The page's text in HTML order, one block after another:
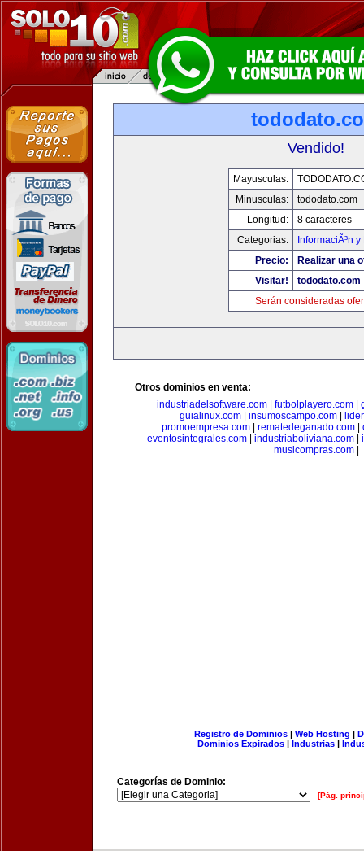
Vendido!
Mayusculas:
Minusculas:
tododato.com
Longitud:
8 caracteres
Categorias:
InformaciÃ³n
Precio:
Realizar una
Visitar!
tododato.com
Serán consideradas
Otros dominios en venta:
industriadelsoftware.com| futbolplayero.com|
guialinux.com
insumoscampo.com
promoempresa.com| rematedeganado.com|
eventosintegrales.com| industriaboliviana.com|
musicompras.com|
Registro de Dominios| Web Hosting |
Dominios Expirados | Industrias |
Categorías de Dominio:
[Pág.